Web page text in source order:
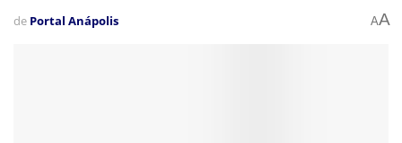
de Portal Anápolis AA